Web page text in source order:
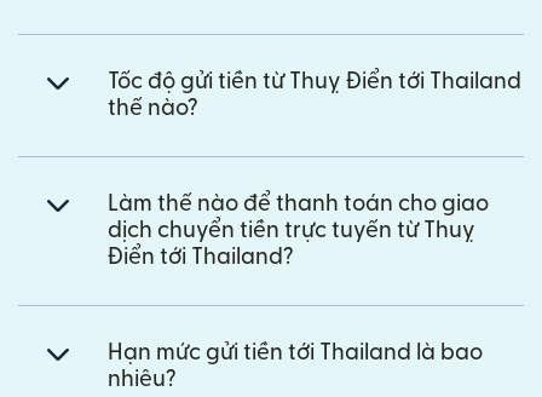
Tốc độ gửi tiền từ Thuỵ Điển tới Thailand
thế nào?
Làm thế nào để thanh toán cho giao
dịch chuyển tiền trực tuyến từ Thuỵ
Điển tới Thailand?
Hạn mức gửi tiền tới Thailand là bao
nhiêu?